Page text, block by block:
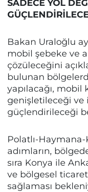
SADECE YOL
Bakan Uraloğlu
mobil şebeke ve
çözüleceğini
bulunan
yapılacağı, mobil
genişletileceği ve
güçlendirileceği
Polatlı-
adımların,
sıra Konya ile
ve bölgesel
sağlaması